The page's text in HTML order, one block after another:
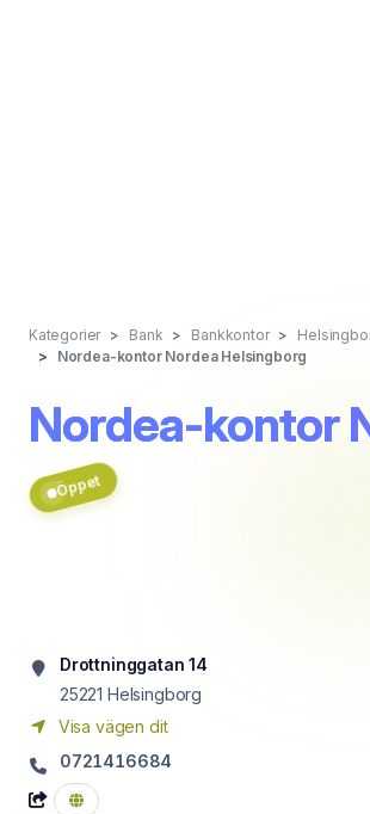
Kategorier Bank Bankkontor
Nordea-kontor Nordea Helsingborg
Nordea-kontor
Öppet
Drottninggatan 14
25221 Helsingborg
Visa vägen dit
0721416684